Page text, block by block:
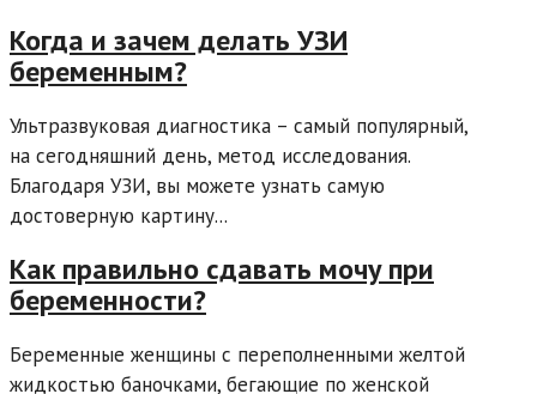
Когда и зачем делать УЗИ
беременным?
Ультразвуковая диагностика – самый популярный,
на сегодняшний день, метод исследования.
Благодаря УЗИ, вы можете узнать самую
достоверную картину...
Как правильно сдавать мочу при
беременности?
Беременные женщины с переполненными желтой
жидкостью баночками, бегающие по женской